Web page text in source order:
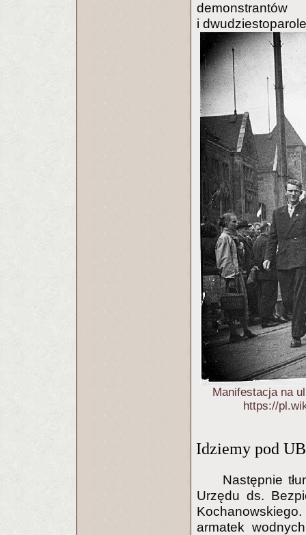
i
Manifestacja na
https://
Idziemy pod
Następnie
Urzędu ds.
armatek